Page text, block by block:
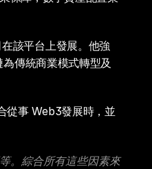
該平台上發展。他強
傳統商業模式轉型及
從事 Web3發展時，並
。綜合所有這些因素來